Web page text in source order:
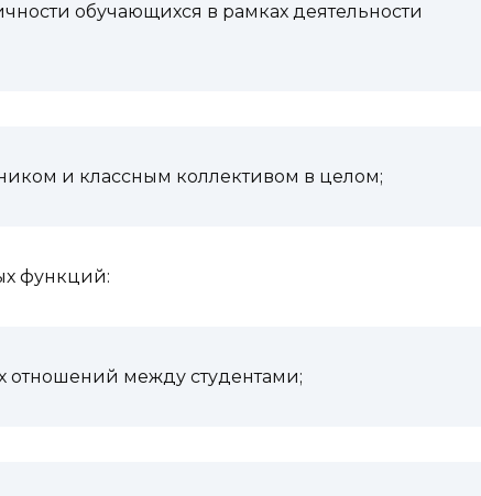
обучающихся в рамках деятельности
и классным коллективом в целом;
функций:
отношений между студентами;